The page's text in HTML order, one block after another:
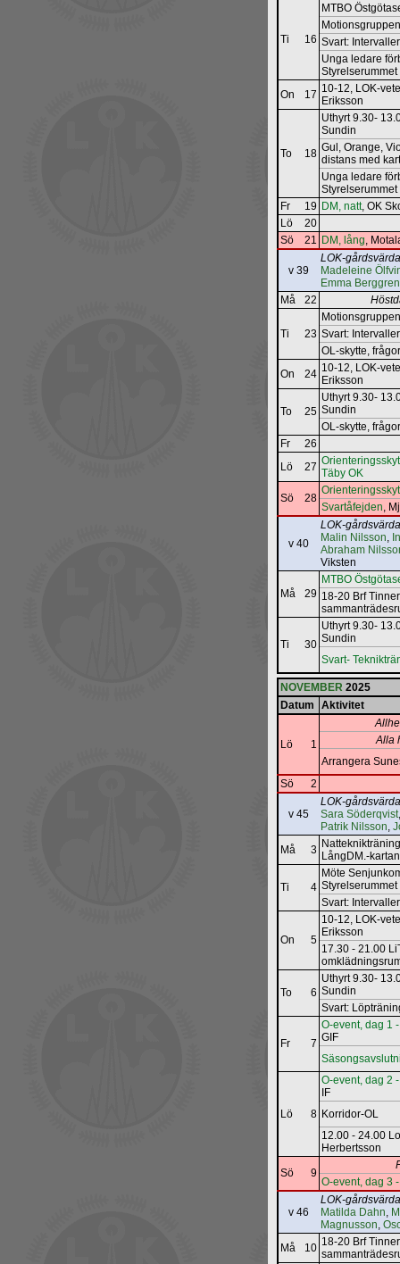
Ti 16
MTBO
Svart:
Unga ledare
Styrelserummet
On
17 10-12, LOK-
Eriksson
To 18
Uthyrt 9.30-
Sundin
Gul, Orange,
distans med
Unga ledare
Fr
19 DM, natt, OK
Lö
20
Sö
21 DM, lång,
v 39
LOK-
Madeleine
Emma Berggren
Må
22
Ti 23 Svart:
OL-skytte,
On
24 10-12, LOK-
Eriksson
To 25
Uthyrt 9.30-
Sundin
OL-skytte,
Fr
26
Lö
27 Täby OK
Sö
28
Svartåfejden,
v 40
LOK-
Malin Nilsson,
Abraham
Viksten
Må 29
MTBO
18-20 Brf
Ti 30
Uthyrt 9.30-
Sundin
Svart-
NOVEMBER 2025
Datum
Aktivitet
Lö 1
Alla
Arrangera
Sö
2
v 45
LOK-
Sara Söderqvist
Patrik Nilsson,
Må
3 LångDM.-
Ti 4
Möte
Styrelserummet
Svart:
On 5
10-12, LOK-
Eriksson
17.30 - 21.00
To 6
Uthyrt 9.30-
Sundin
Svart:
Fr 7
O-event, dag 1
GIF
Lö 8
O-event, dag 2
IF
Korridor-OL
12.00 - 24.00
Herbertsson
Sö
9
O-event, dag 3
v 46
LOK-
Matilda Dahn,
Magnusson,
Må
10 18-20 Brf